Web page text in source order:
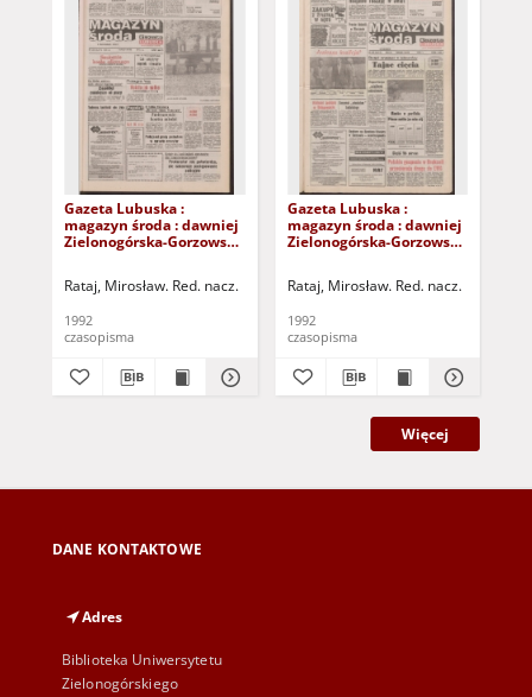
Gazeta Lubuska :
magazyn środa : dawniej
Zielonogórska-Gorzowska
Wyd. 1
Rataj, Mirosław. Red. nacz.
1992
czasopisma
Gazeta Lubuska :
magazyn środa : dawniej
Zielonogórska-Gorzowska
1
Rataj, Mirosław. Red. nacz.
1992
czasopisma
Więcej
DANE KONTAKTOWE
Adres
Biblioteka Uniwersytetu
Zielonogórskiego